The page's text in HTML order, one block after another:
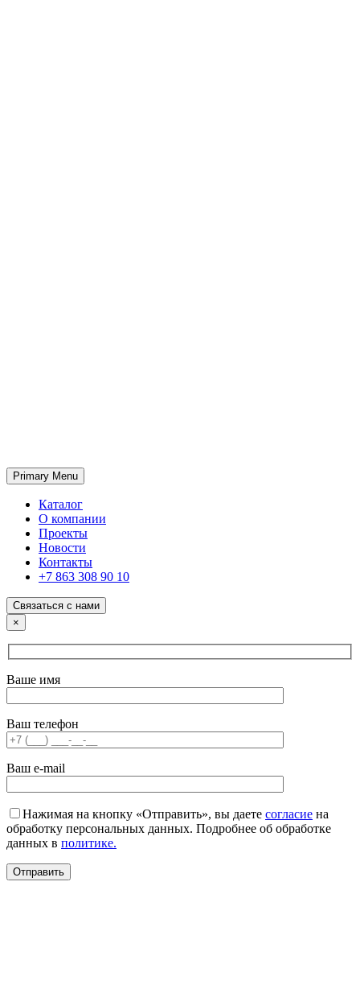
ГК «SABONE»
Оптовые поставки отделочных материалов и оборудования
Primary Menu
Каталог
О компании
Проекты
Новости
Контакты
+7 863 308 90 10
Связаться с нами
×
Ваше имя
Ваш телефон
Ваш e-mail
Нажимая на кнопку «Отправить», вы даете согласие на
обработку персональных данных. Подробнее об обработке
данных в политике.